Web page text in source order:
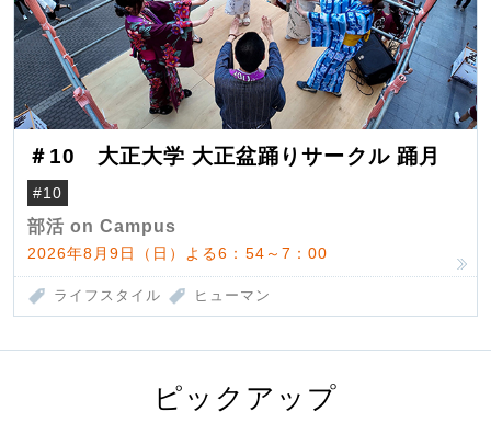
＃10 大正大学 大正盆踊りサークル 踊月
#10
部活 on Campus
2026年8月9日（日）よる6：54～7：00
ライフスタイル ヒューマン
ピックアップ